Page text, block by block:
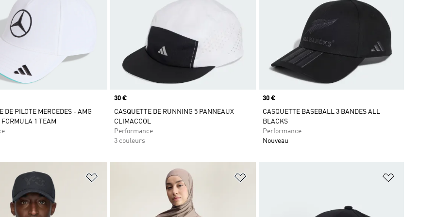
DE PILOTE MERCEDES - AMG
FORMULA 1 TEAM
Prix
30 €
CASQUETTE DE RUNNING 5 PANNEAUX
CLIMACOOL
Performance
3 couleurs
Prix
30 €
CASQUETTE BASEBALL 3 BANDES ALL
BLACKS
Performance
Nouveau
de produits favoris Ajouter à la Liste de produits favoris